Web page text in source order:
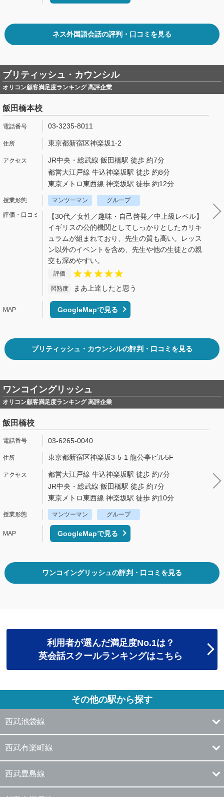
ネス外国語会話の評判・口コミを見る
ブリティッシュ・カウンシル
オリコン顧客満足度ランキング 高評企業
飯田橋本校
03-3235-8011
東京都新宿区神楽坂1-2
JR中央・総武線 飯田橋駅 徒歩 約7分
都営大江戸線 牛込神楽坂駅 徒歩 約8分
東京メトロ東西線 神楽坂駅 徒歩 約12分
マンツーマン グループ
【30代／女性／趣味・自己啓発／中上級レベル】
イギリスの公的機関としてしっかりとしたカリキ
ュラムが組まれており、先生の質も高い。レッス
ン以外のイベントを含め、先生や他の生徒との親
交も深めやすい。
評価
習熟度 まあ上達したと思う
GoogleMapで見る
ブリティッシュ・カウンシルの評判・口コミを見る
ワンコイングリッシュ
オリコン顧客満足度ランキング 高評企業
飯田橋校
03-6265-0040
東京都新宿区神楽坂3-5-1 龍公亭ビル5F
都営大江戸線 牛込神楽坂駅 徒歩 約7分
JR中央・総武線 飯田橋駅 徒歩 約7分
東京メトロ東西線 神楽坂駅 徒歩 約10分
マンツーマン グループ
GoogleMapで見る
ワンコイングリッシュの評判・口コミを見る
利用者が選んだ満足度No.1は？
英会話スクールランキングはこちら
その他の駅から探す
西武池袋線
西武有楽町線
西武豊島線